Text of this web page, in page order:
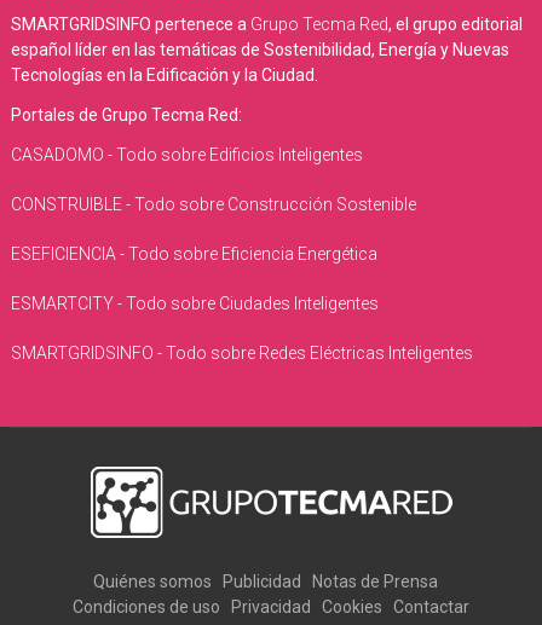
SMARTGRIDSINFO pertenece a Grupo Tecma Red, el grupo editorial
español líder en las temáticas de Sostenibilidad, Energía y Nuevas
Tecnologías en la Edificación y la Ciudad.
Portales de Grupo Tecma Red:
CASADOMO - Todo sobre Edificios Inteligentes
CONSTRUIBLE - Todo sobre Construcción Sostenible
ESEFICIENCIA - Todo sobre Eficiencia Energética
ESMARTCITY - Todo sobre Ciudades Inteligentes
SMARTGRIDSINFO - Todo sobre Redes Eléctricas Inteligentes
Quiénes somos Publicidad
Notas de Prensa
Condiciones de uso
Privacidad Cookies Contactar